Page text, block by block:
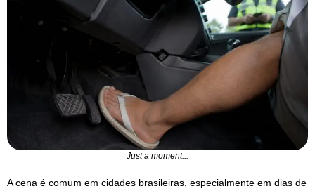
Just a moment...
A cena é comum em cidades brasileiras, especialmente em dias de